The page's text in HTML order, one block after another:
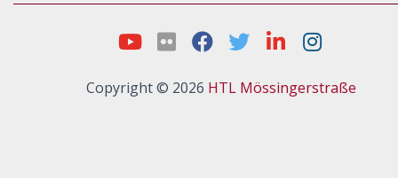
Copyright © 2026 HTL Mössingerstraße